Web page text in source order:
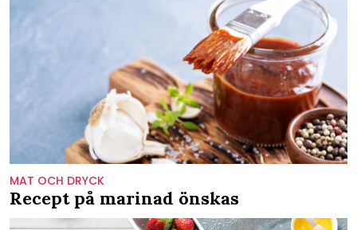
MAT OCH DRYCK
Recept på marinad önskas